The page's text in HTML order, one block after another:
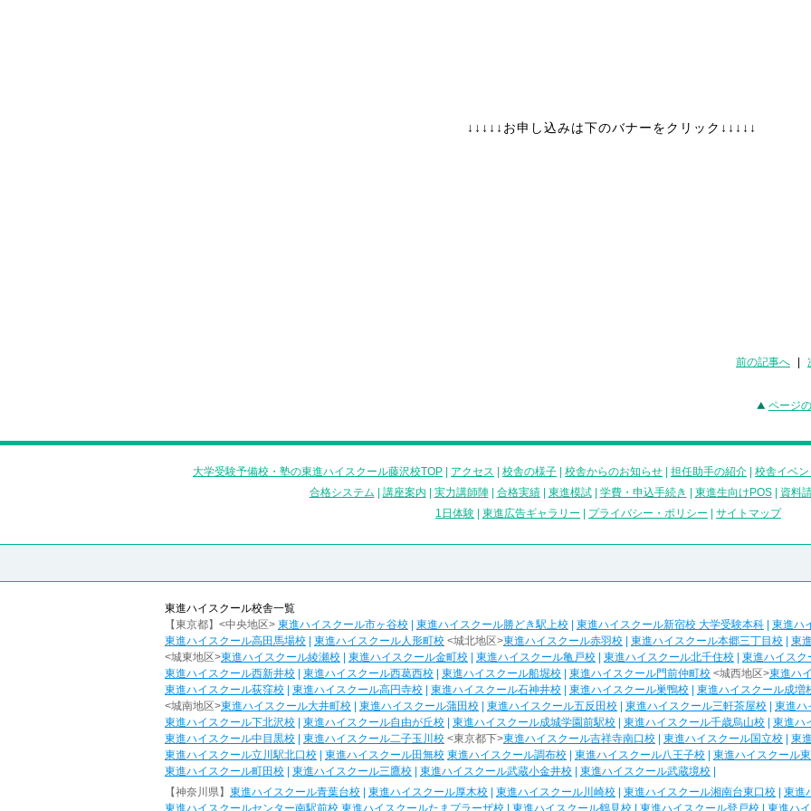
↓↓↓↓↓お申し込みは下のバナーをクリック↓↓↓↓↓
前の記事へ
ページ
大学受験予備校・塾の東進ハイスクール藤沢校TOP アクセス 校舎の様子 校舎からのお知らせ 担任助手の紹介 校舎イベ
合格システム
講座案内 実力講師陣| 合格実績| 東進模試| 学費・申込手続き 東進生向けPOS| 資料
1日体験
東進広告ギャラリー プライバシー・ポリシー サイトマップ
東進ハイスクール校舎一覧
【東京都】<中央地区> 東進ハイスクール市ヶ谷校 東進ハイスクール勝どき駅上校 東進ハイスクール新宿校 大学受験本科 東進ハ
東進ハイスクール高田馬場校
東進ハイスクール人形町校 <城北地区>東進ハイスクール赤羽校 東進ハイスクール本郷三丁目校
東
<城東地区>東進ハイスクール綾瀬校 東進ハイスクール金町校 東進ハイスクール亀戸校 東進ハイスクール北千住校 東進ハイスク
東進ハイスクール西新井校
東進ハイスクール西葛西校 東進ハイスクール船堀校 東進ハイスクール門前仲町校 <城西地区>東進ハ
東進ハイスクール荻窪校
東進ハイスクール高円寺校 東進ハイスクール石神井校 東進ハイスクール巣鴨校 東進ハイスクール成増
<城南地区>東進ハイスクール大井町校 東進ハイスクール蒲田校 東進ハイスクール五反田校 東進ハイスクール三軒茶屋校 東進ハ
東進ハイスクール下北沢校
東進ハイスクール自由が丘校 東進ハイスクール成城学園前駅校 東進ハイスクール千歳烏山校
東進ハ
東進ハイスクール中目黒校
東進ハイスクール二子玉川校 <東京都下>東進ハイスクール吉祥寺南口校 東進ハイスクール国立校 東
東進ハイスクール立川駅北口校
東進ハイスクール田無校 東進ハイスクール調布校 東進ハイスクール八王子校 東進ハイスクール
東進ハイスクール町田校
東進ハイスクール三鷹校 東進ハイスクール武蔵小金井校 東進ハイスクール武蔵境校
【神奈川県】 東進ハイスクール青葉台校 東進ハイスクール厚木校 東進ハイスクール川崎校 東進ハイスクール湘南台東口校 東進
東進ハイスクールセンター南駅前校 東進ハイスクールたまプラーザ校 東進ハイスクール鶴見校 東進ハイスクール登戸校 東進ハ